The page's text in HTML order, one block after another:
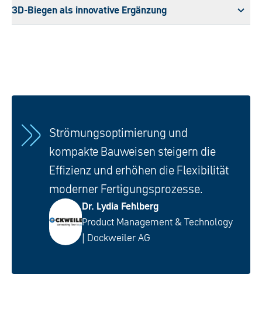
3D-Biegen als innovative Ergänzung
Strömungsoptimierung und
kompakte Bauweisen steigern die
Effizienz und erhöhen die Flexibilität
moderner Fertigungsprozesse.
Dr. Lydia Fehlberg
Product Management & Technology
| Dockweiler AG